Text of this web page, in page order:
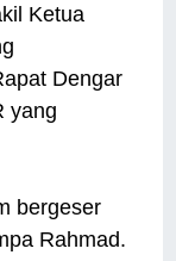
Ketua
Dengar
yang
bergeser
Rahmad.